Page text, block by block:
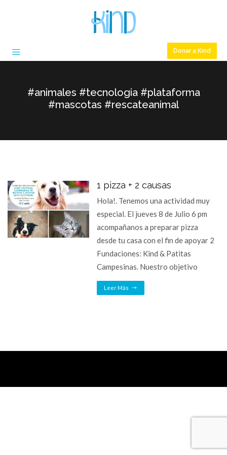
Donar a Kind
#animales #tecnologia #plataforma
#mascotas #rescateanimal
1 pizza + 2 causas
Hola!. Tenemos una actividad muy
especial. El jueves 8 de Julio 6 pm
acompañanos a preparar pizza
desde tu casa con el fin de apoyar 2
Fundaciones: Kind & Patitas
Campesinas. Nuestro objetivo
Leer Más